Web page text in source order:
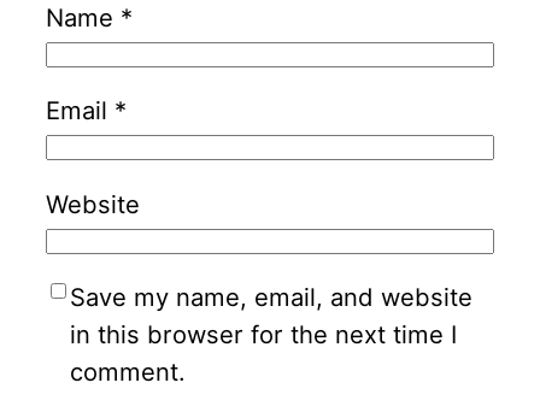
Name *
Email *
Website
Save my name, email, and website
in this browser for the next time I
comment.